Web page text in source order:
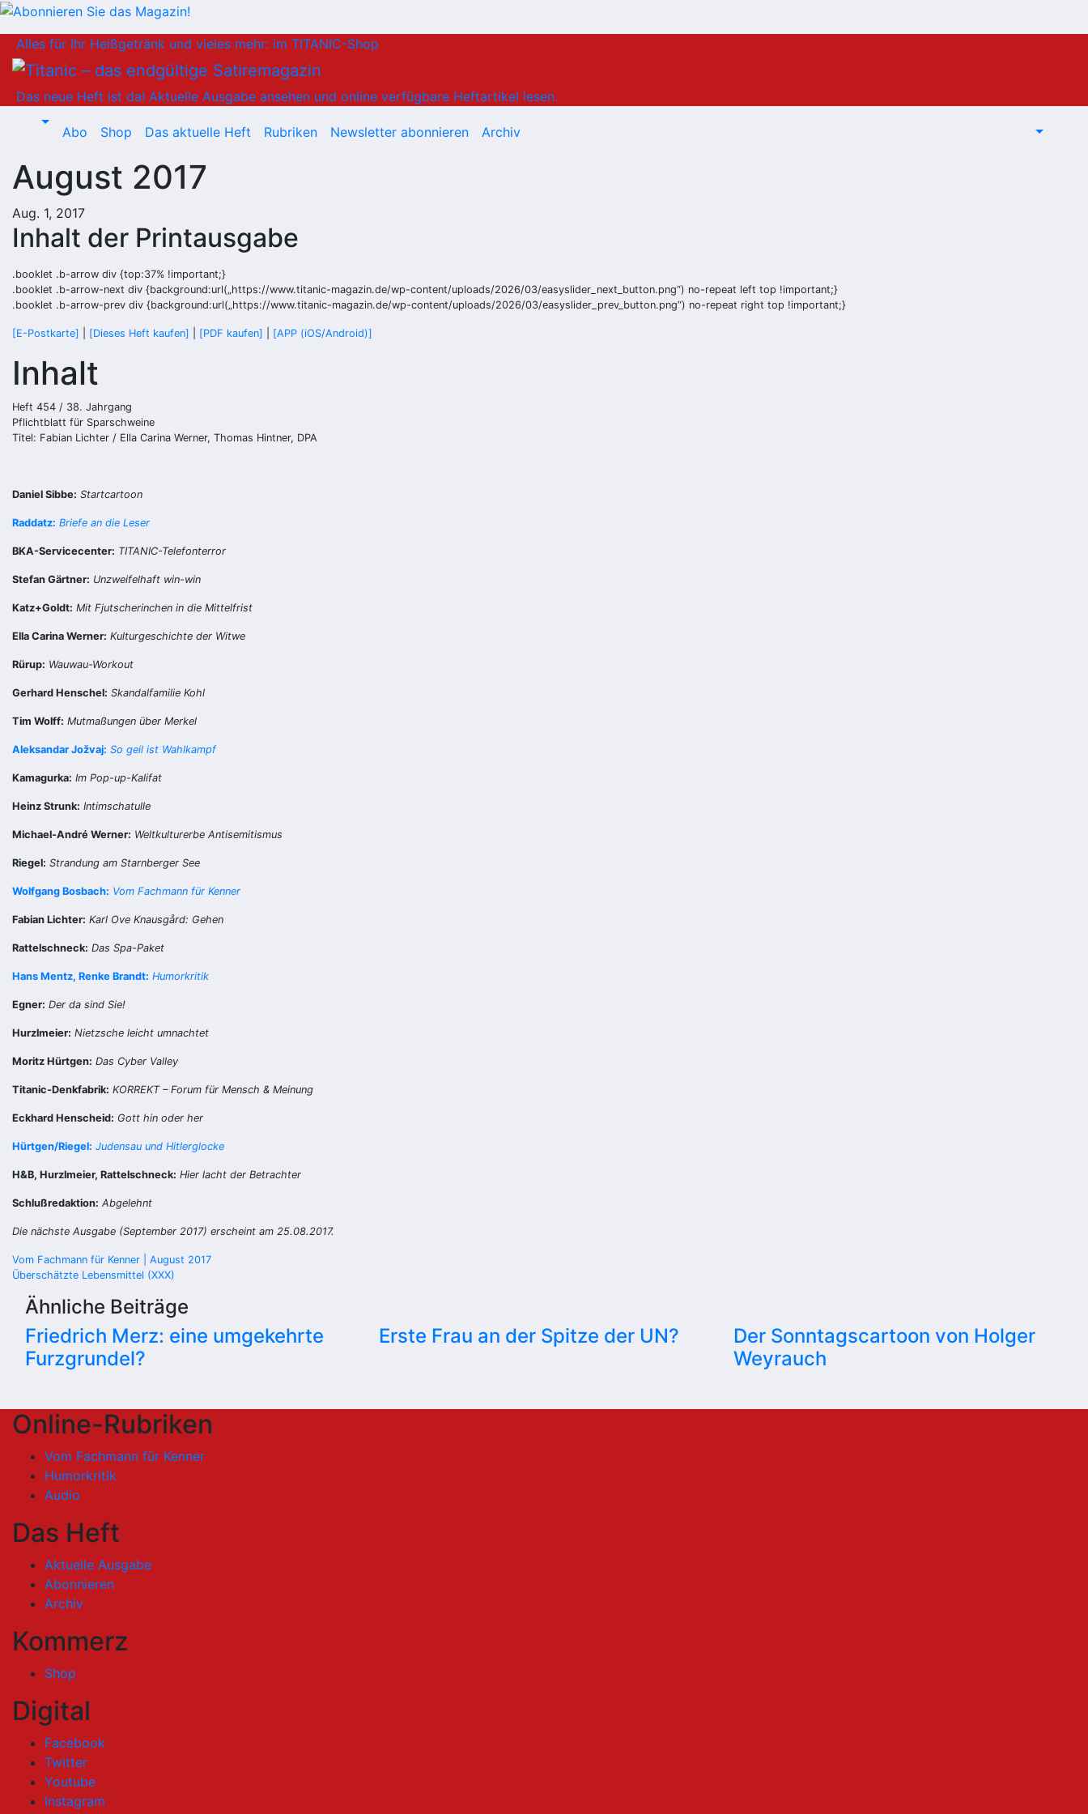
Inhalt
springen
Alles für Ihr Heißgetränk und vieles mehr: im TITANIC-Shop
Das neue Heft ist da! Aktuelle Ausgabe ansehen und online verfügbare Heftartikel lesen.
Abo Shop Das aktuelle Heft Rubriken Newsletter abonnieren Archiv
August 2017
Aug. 1, 2017
Inhalt der Printausgabe
.booklet .b-arrow div {top:37% !important;}
.booklet .b-arrow-next div {background:url(„https://www.titanic-magazin.de/wp-content/uploads/2026/03/easyslider_next_button.png“) no-repeat left top !important;}
.booklet .b-arrow-prev div {background:url(„https://www.titanic-magazin.de/wp-content/uploads/2026/03/easyslider_prev_button.png“) no-repeat right top !important;}
[E-Postkarte] [Dieses Heft kaufen] [PDF kaufen] [APP (iOS/Android)]
Inhalt
Heft 454 / 38. Jahrgang
Pflichtblatt für Sparschweine
Titel: Fabian Lichter / Ella Carina Werner, Thomas Hintner, DPA
Daniel Sibbe: Startcartoon
Raddatz: Briefe an die Leser
BKA-Servicecenter: TITANIC-Telefonterror
Stefan Gärtner: Unzweifelhaft win-win
Katz+Goldt: Mit Fjutscherinchen in die Mittelfrist
Ella Carina Werner: Kulturgeschichte der Witwe
Rürup: Wauwau-Workout
Gerhard Henschel: Skandalfamilie Kohl
Tim Wolff: Mutmaßungen über Merkel
Aleksandar Jožvaj: So geil ist Wahlkampf
Kamagurka: Im Pop-up-Kalifat
Heinz Strunk: Intimschatulle
Michael-André Werner: Weltkulturerbe Antisemitismus
Riegel: Strandung am Starnberger See
Wolfgang Bosbach: Vom Fachmann für Kenner
Fabian Lichter: Karl Ove Knausgård: Gehen
Rattelschneck: Das Spa-Paket
Hans Mentz, Renke Brandt: Humorkritik
Egner: Der da sind Sie!
Hurzlmeier: Nietzsche leicht umnachtet
Moritz Hürtgen: Das Cyber Valley
Titanic-Denkfabrik: KORREKT – Forum für Mensch & Meinung
Eckhard Henscheid: Gott hin oder her
Hürtgen/Riegel: Judensau und Hitlerglocke
H&B, Hurzlmeier, Rattelschneck: Hier lacht der Betrachter
Schlußredaktion: Abgelehnt
Die nächste Ausgabe (September 2017) erscheint am 25.08.2017.
Beitragsnavigation
Vom Fachmann für Kenner | August 2017
Überschätzte Lebensmittel (XXX)
Ähnliche Beiträge
Friedrich Merz: eine umgekehrte
Furzgrundel?
Erste Frau an der Spitze der UN?
Der Sonntagscartoon von Holger
Weyrauch
Online-Rubriken
Vom Fachmann für Kenner
Humorkritik
Audio
Das Heft
Aktuelle Ausgabe
Abonnieren
Archiv
Kommerz
Shop
Digital
Facebook
Twitter
Youtube
Instagram